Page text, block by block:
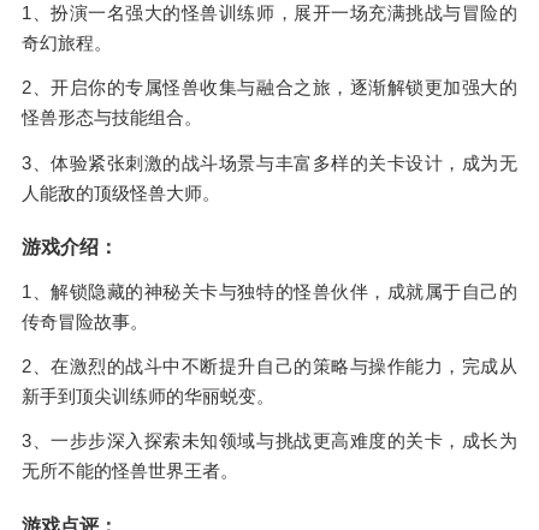
1、扮演一名强大的怪兽训练师，展开一场充满挑战与冒险的
奇幻旅程。
2、开启你的专属怪兽收集与融合之旅，逐渐解锁更加强大的
怪兽形态与技能组合。
3、体验紧张刺激的战斗场景与丰富多样的关卡设计，成为无
人能敌的顶级怪兽大师。
游戏介绍：
1、解锁隐藏的神秘关卡与独特的怪兽伙伴，成就属于自己的
传奇冒险故事。
2、在激烈的战斗中不断提升自己的策略与操作能力，完成从
新手到顶尖训练师的华丽蜕变。
3、一步步深入探索未知领域与挑战更高难度的关卡，成长为
无所不能的怪兽世界王者。
游戏点评：